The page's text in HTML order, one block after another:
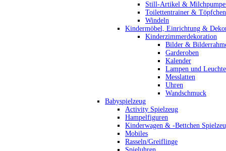
Still-Artikel &
Toilettentrainer & Töpfchen
Windeln
Kindermöbel, Einrichtung &
Kinderzimmerdekoration
Bilder &
Garderoben
Kalender
Lampen und
Messlatten
Uhren
Wandschmuck
Babyspielzeug
Activity Spielzeug
Hampelfiguren
Kinderwagen & -Bettchen
Mobiles
Rasseln/Greiflinge